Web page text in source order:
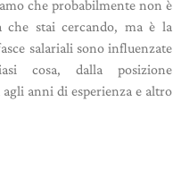
che probabilmente non è
che stai cercando, ma è la
salariali sono influenzate
cosa, dalla posizione
agli anni di esperienza e altro